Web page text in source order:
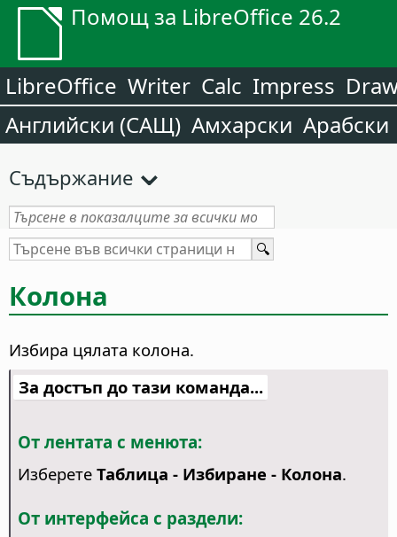
Помощ за LibreOffice 26.2
LibreOffice Writer Calc Impress
Английски (САЩ) Амхарски Арабски
Съдържание
Колона
Избира цялата колона.
За достъп до тази команда...
От лентата с менюта:
Изберете Таблица - Избиране - Колона.
От интерфейса с раздели: